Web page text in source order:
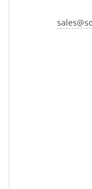
sales@